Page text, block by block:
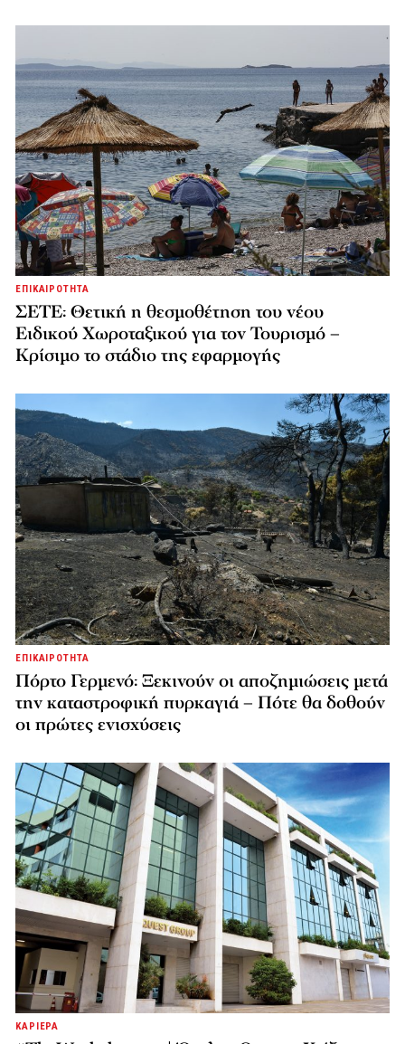
ΕΠΙΚΑΙΡΟΤΗΤΑ
ΣΕΤΕ: Θετική η θεσμοθέτηση του νέου
Ειδικού Χωροταξικού για τον Τουρισμό –
Κρίσιμο το στάδιο της εφαρμογής
ΕΠΙΚΑΙΡΟΤΗΤΑ
Πόρτο Γερμενό: Ξεκινούν οι αποζημιώσεις μετά
την καταστροφική πυρκαγιά – Πότε θα δοθούν
οι πρώτες ενισχύσεις
ΚΑΡΙΕΡΑ